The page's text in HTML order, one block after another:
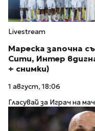
Livestream
Мареска започна
Сити, Интер
+ снимки)
1 август, 18:06
Гласувай за Играч на